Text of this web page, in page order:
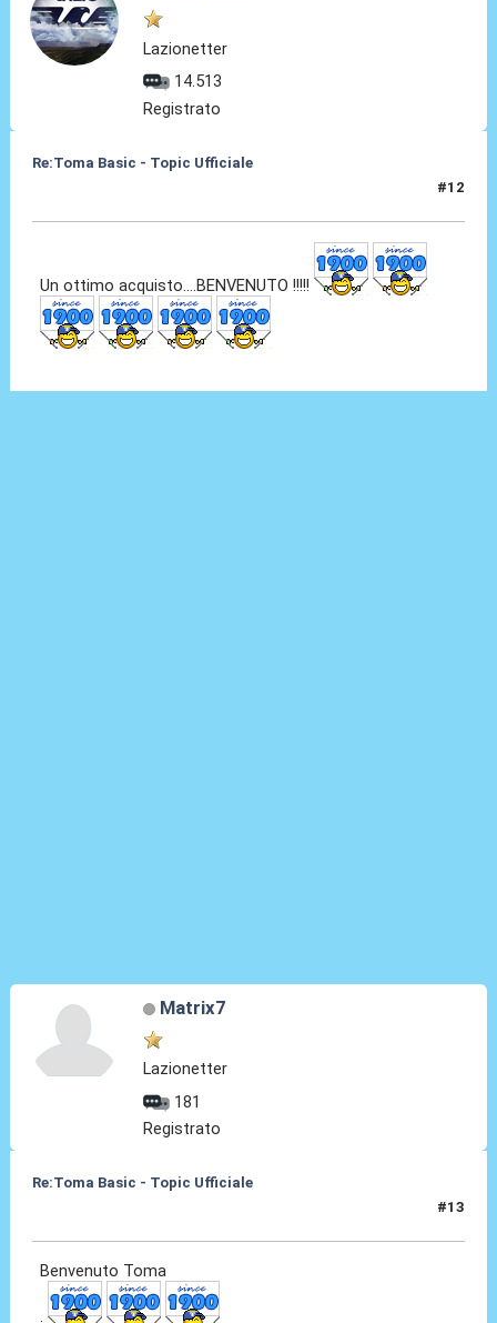
Lazionetter
14.513
Registrato
Re:Toma Basic - Topic Ufficiale
#12
Un ottimo acquisto....BENVENUTO !!!!!
Matrix7
Lazionetter
181
Registrato
Re:Toma Basic - Topic Ufficiale
#13
Benvenuto Toma